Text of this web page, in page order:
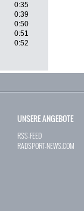
0:35
0:39
0:50
0:51
0:52
UNSERE ANGEBOTE
RSS-FEED
RADSPORT-NEWS.COM